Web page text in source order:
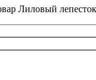
Лиловый лепесток